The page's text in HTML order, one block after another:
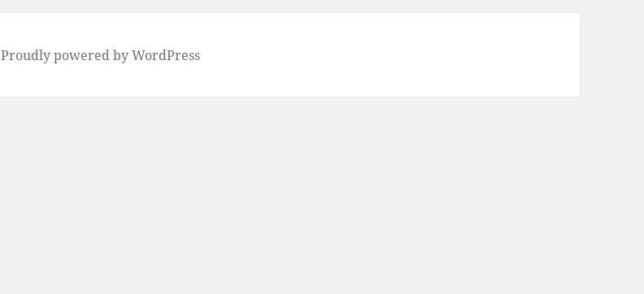
Proudly powered by WordPress